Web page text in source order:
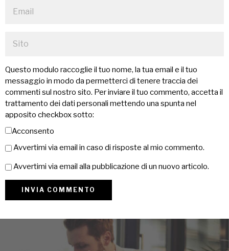
Questo modulo raccoglie il tuo nome, la tua email e il tuo
messaggio in modo da permetterci di tenere traccia dei
commenti sul nostro sito. Per inviare il tuo commento, accetta il
trattamento dei dati personali mettendo una spunta nel
apposito checkbox sotto:
Acconsento
Avvertimi via email in caso di risposte al mio commento.
Avvertimi via email alla pubblicazione di un nuovo articolo.